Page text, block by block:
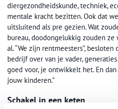
diergezondheidskunde, techniek,
mentale kracht bezitten. Ook dat
uitsluitend als pre gezien. Wat
bureau, doodongelukkig zouden
al. “We zijn rentmeesters”, besloten
bedrijf over van je vader,
goed voor, je ontwikkelt het. En
jouw kinderen.”
Schakel in een keten